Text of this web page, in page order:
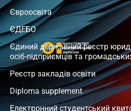
Євроосвіта
ЄДЕБО
Єдиний державний реєстр
осіб-підприємців та
Реєстр закладів освіти
Diploma supplement
Електронний студентський